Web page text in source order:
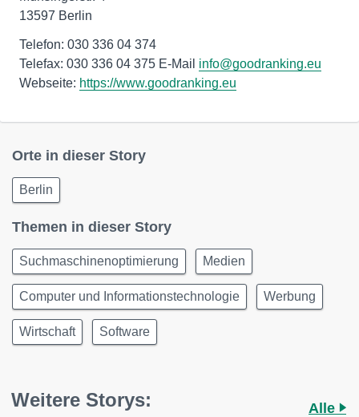
13597 Berlin
Telefon: 030 336 04 374
Telefax: 030 336 04 375 E-Mail info@goodranking.eu
Webseite: https://www.goodranking.eu
Orte in dieser Story
Berlin
Themen in dieser Story
Suchmaschinenoptimierung Medien
Computer und Informationstechnologie Werbung
Wirtschaft Software
Weitere Storys:
Alle